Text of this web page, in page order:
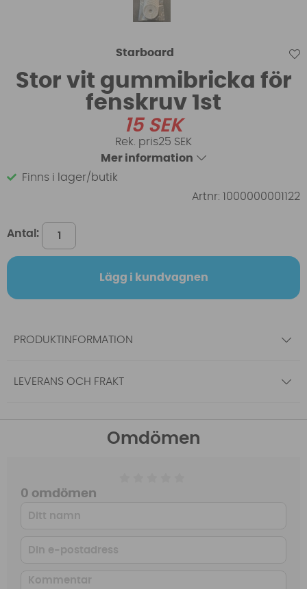
Starboard
Stor vit gummibricka för
fenskruv 1st
15SEK
25 SEK
Mer information
Finns i lager/butik
Artnr: 1000000001122
Antal:
Lägg i kundvagnen
PRODUKTINFORMATION
LEVERANS OCH FRAKT
Omdömen
0 omdömen